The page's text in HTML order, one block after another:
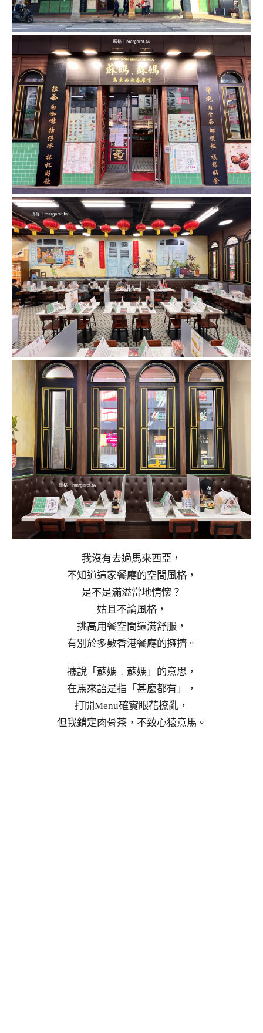
我沒有去過馬來西亞，
不知道這家餐廳的空間風格，
是不是滿溢當地情懷？
姑且不論風格，
挑高用餐空間還滿舒服，
有別於多數香港餐廳的擁擠。
據說「蘇媽﹒蘇媽」的意思，
在馬來語是指「甚麼都有」，
打開Menu確實眼花撩亂，
但我鎖定肉骨茶，不致心猿意馬。